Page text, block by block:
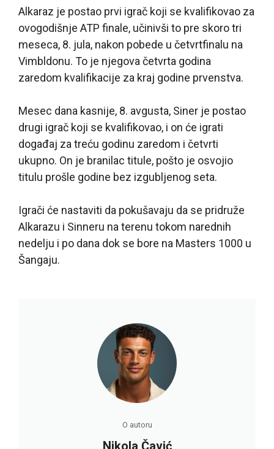
Alkaraz je postao prvi igrač koji se kvalifikovao za
ovogodišnje ATP finale, učinivši to pre skoro tri
meseca, 8. jula, nakon pobede u četvrtfinalu na
Vimbldonu. To je njegova četvrta godina
zaredom kvalifikacije za kraj godine prvenstva.
Mesec dana kasnije, 8. avgusta, Siner je postao
drugi igrač koji se kvalifikovao, i on će igrati
događaj za treću godinu zaredom i četvrti
ukupno. On je branilac titule, pošto je osvojio
titulu prošle godine bez izgubljenog seta.
Igrači će nastaviti da pokušavaju da se pridruže
Alkarazu i Sinneru na terenu tokom narednih
nedelju i po dana dok se bore na Masters 1000 u
Šangaju.
O autoru
Nikola Čavić